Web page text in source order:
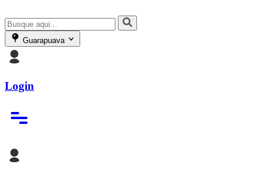
Guarapuava
Login